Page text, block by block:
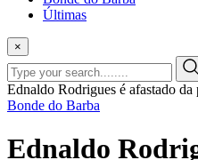
Últimas
×
Ednaldo Rodrigues é afastado
Bonde do Barba
Ednaldo